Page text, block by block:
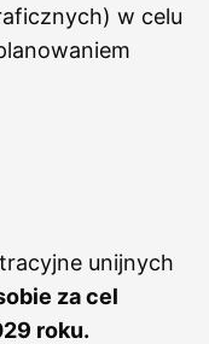
w celu
unijnych
za cel
roku.